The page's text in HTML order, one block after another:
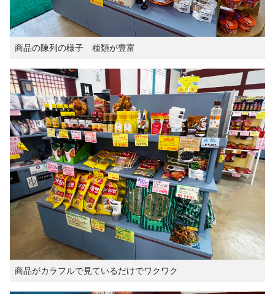
商品の陳列の様子 種類が豊富
商品がカラフルで見ているだけでワクワク